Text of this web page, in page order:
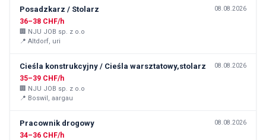
Posadzkarz / Stolarz 08.08.2026
36–38 CHF/h
🏢 NJU JOB sp. z o.o
📍 Altdorf, uri
Cieśla konstrukcyjny / Cieśla warsztatowy,stolarz 08.08.2026
35–39 CHF/h
🏢 NJU JOB sp. z o.o
📍 Boswil, aargau
Pracownik drogowy 08.08.2026
34–36 CHF/h